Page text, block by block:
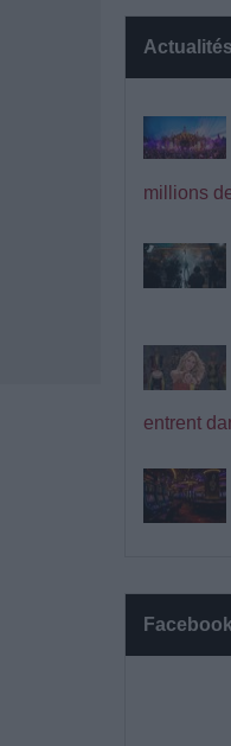
millions
entrent
Facebook